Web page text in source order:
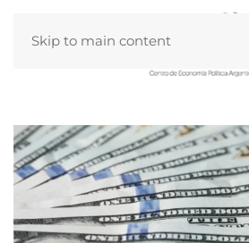
Skip to main content